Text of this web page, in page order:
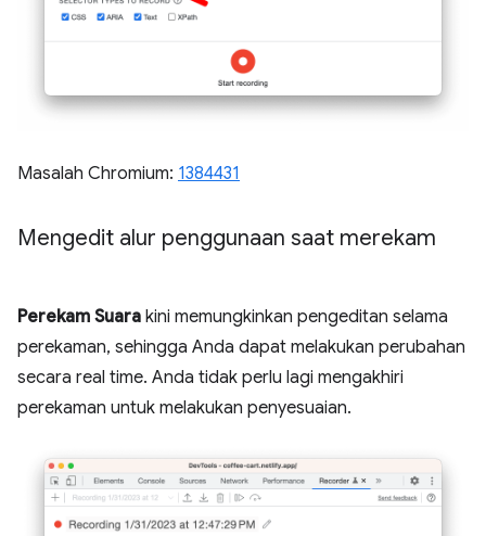
Masalah Chromium: 1384431
Mengedit alur penggunaan saat merekam
Perekam Suara kini memungkinkan pengeditan selama
perekaman, sehingga Anda dapat melakukan perubahan
secara real time. Anda tidak perlu lagi mengakhiri
perekaman untuk melakukan penyesuaian.